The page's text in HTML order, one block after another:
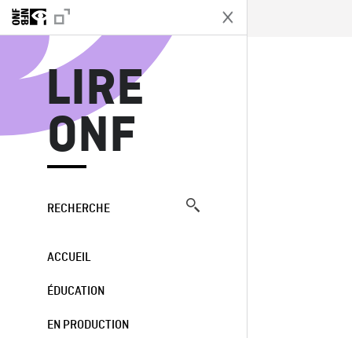
LIRE
ONF
RECHERCHE
ACCUEIL
ÉDUCATION
EN PRODUCTION